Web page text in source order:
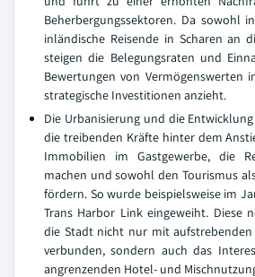
Beherbergungssektoren. Da sowohl
inländische Reisende in Scharen an
steigen die Belegungsraten und
Bewertungen von Vermögenswerten
strategische Investitionen anzieht.
Die Urbanisierung und die
die treibenden Kräfte hinter dem
Immobilien im Gastgewerbe, die
machen und sowohl den Tourismus
fördern. So wurde beispielsweise im
Trans Harbor Link eingeweiht. Diese
die Stadt nicht nur mit aufstrebenden
verbunden, sondern auch das
angrenzenden Hotel- und